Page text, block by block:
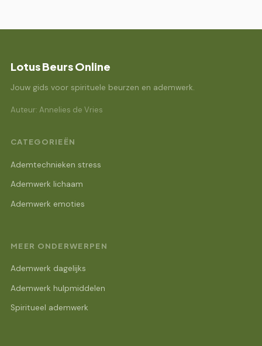
Lotus Beurs Online
Jouw gids voor spirituele beurzen en ademwerk.
Auteur: Annelies de Vries
CATEGORIEËN
Ademtechnieken stress
Ademwerk lichaam
Ademwerk emoties
MEER ONDERWERPEN
Ademwerk dagelijks
Ademwerk hulpmiddelen
Spiritueel ademwerk